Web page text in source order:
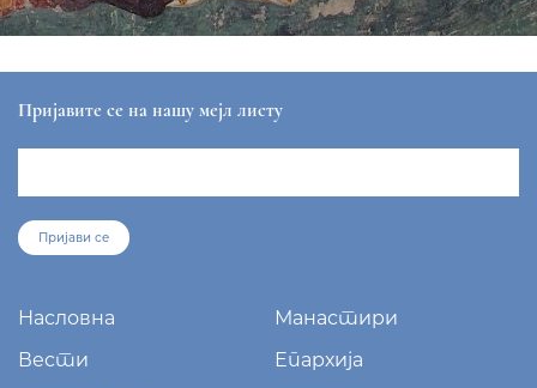
МЕТОХИЈСКА